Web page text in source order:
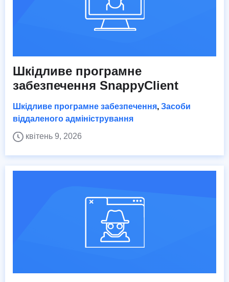
Шкідливе програмне
забезпечення SnappyClient
Шкідливе програмне забезпечення, Засоби
віддаленого адміністрування
квітень 9, 2026